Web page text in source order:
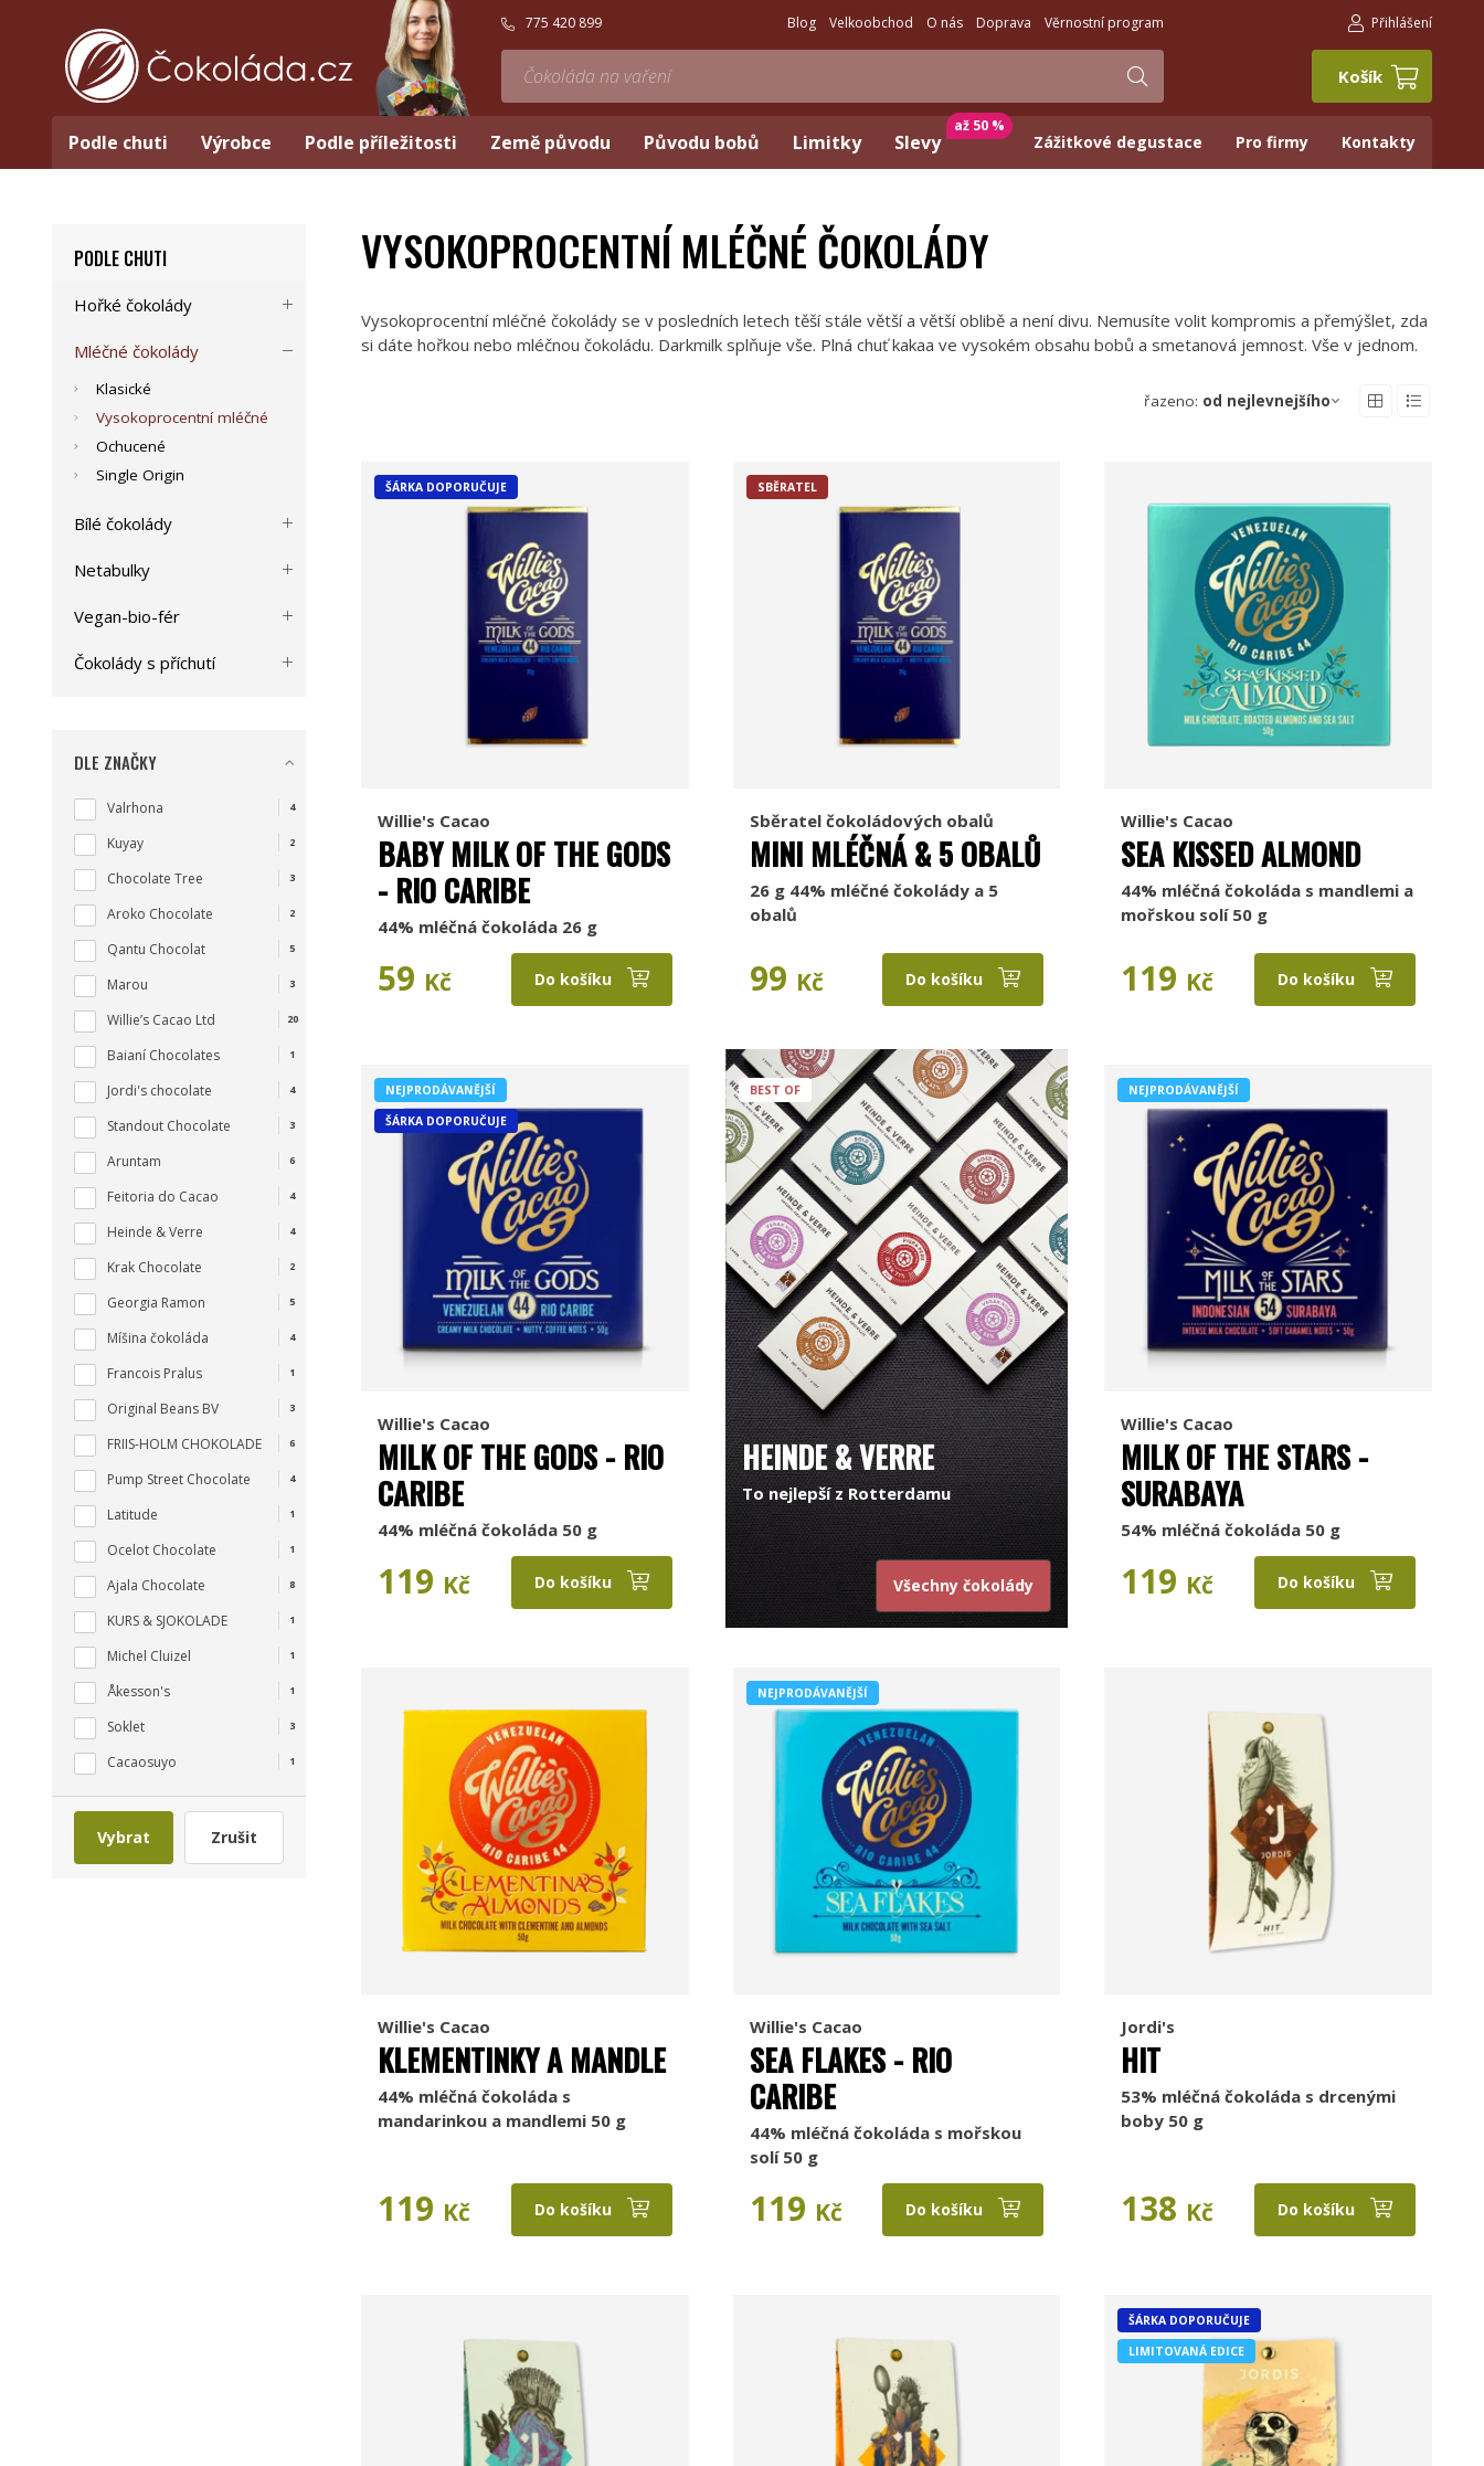
775 420 899 Blog Velkoobchod O nás Doprava Věrnostní program Přihlášení
Košík
Podle chuti Výrobce Podle příležitosti Země původu Původu bobů Limitky Slevy
až 50 %
Zážitkové degustace Pro firmy Kontakty
VYSOKOPROCENTNÍ MLÉČNÉ ČOKOLÁDY
Vysokoprocentní mléčné čokolády se v posledních letech těší stále větší a větší oblibě a není divu. Nemusíte volit kompromis a přemýšlet, zda
si dáte hořkou nebo mléčnou čokoládu. Darkmilk splňuje vše. Plná chuť kakaa ve vysokém obsahu bobů a smetanová jemnost. Vše v jednom.
řazeno: od nejlevnejšího
ŠÁRKA DOPORUČUJE
Willie's Cacao
BABY MILK OF THE GODS
- RIO CARIBE
44% mléčná čokoláda 26 g
59 Kč Do košíku
SBĚRATEL
Sběratel čokoládových obalů
MINI MLÉČNÁ & 5 OBALŮ
26 g 44% mléčné čokolády a 5
obalů
99 Kč Do košíku
Willie's Cacao
SEA KISSED ALMOND
44% mléčná čokoláda s mandlemi a
mořskou solí 50 g
119 Kč Do košíku
NEJPRODÁVANĚJŠÍ
ŠÁRKA DOPORUČUJE
Willie's Cacao
MILK OF THE GODS - RIO
CARIBE
44% mléčná čokoláda 50 g
119 Kč Do košíku
BEST OF
HEINDE & VERRE
To nejlepší z Rotterdamu
Všechny čokolády
NEJPRODÁVANĚJŠÍ
Willie's Cacao
MILK OF THE STARS -
SURABAYA
54% mléčná čokoláda 50 g
119 Kč Do košíku
Willie's Cacao
KLEMENTINKY A MANDLE
44% mléčná čokoláda s
mandarinkou a mandlemi 50 g
119 Kč Do košíku
NEJPRODÁVANĚJŠÍ
Willie's Cacao
SEA FLAKES - RIO
CARIBE
44% mléčná čokoláda s mořskou
solí 50 g
119 Kč Do košíku
Jordi's
HIT
53% mléčná čokoláda s drcenými
boby 50 g
138 Kč Do košíku
ŠÁRKA DOPORUČUJE
LIMITOVANÁ EDICE
PODLE CHUTI
Hořké čokolády
Mléčné čokolády
Klasické
Vysokoprocentní mléčné
Ochucené
Single Origin
Bílé čokolády
Netabulky
Vegan-bio-fér
Čokolády s příchutí
DLE ZNAČKY
Valrhona 4
Kuyay 2
Chocolate Tree 3
Aroko Chocolate 2
Qantu Chocolat 5
Marou 3
Willie’s Cacao Ltd 20
Baianí Chocolates 1
Jordi's chocolate 4
Standout Chocolate 3
Aruntam 6
Feitoria do Cacao 4
Heinde & Verre 4
Krak Chocolate 2
Georgia Ramon 5
Míšina čokoláda 4
Francois Pralus 1
Original Beans BV 3
FRIIS-HOLM CHOKOLADE 6
Pump Street Chocolate 4
Latitude 1
Ocelot Chocolate 1
Ajala Chocolate 8
KURS & SJOKOLADE 1
Michel Cluizel 1
Åkesson's 1
Soklet 3
Cacaosuyo 1
Vybrat Zrušit